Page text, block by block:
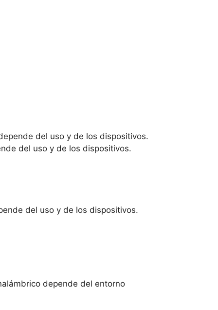
del uso y de los dispositivos.
del uso y de los dispositivos.
del uso y de los dispositivos.
depende del entorno